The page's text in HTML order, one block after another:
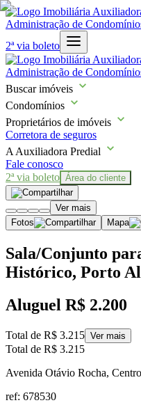
2ª via boleto
Buscar imóveis
Condomínios
Proprietários de imóveis
Corretora de seguros
A Auxiliadora Predial
Fale conosco
2ª via boleto Área do cliente
Ver mais
Fotos
Mapa
Sala/Conjunto
Histórico, Porto
Aluguel R$ 2.200
Total de R$ 3.215 Ver mais
Total de R$ 3.215
Avenida Otávio Rocha,
ref: 678530